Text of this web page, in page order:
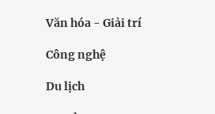
Văn hóa - Giải trí
Công nghệ
Du lịch